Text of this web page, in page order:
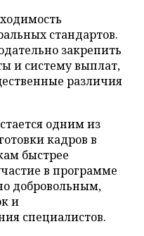
стандартов.
закрепить
и систему выплат,
различия
одним из
кадров в
быстрее
в программе
добровольным,
и
специалистов.